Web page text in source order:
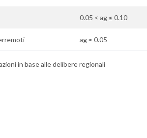
0.05 < ag ≤ 0.10
ag ≤ 0.05
in base alle delibere regionali